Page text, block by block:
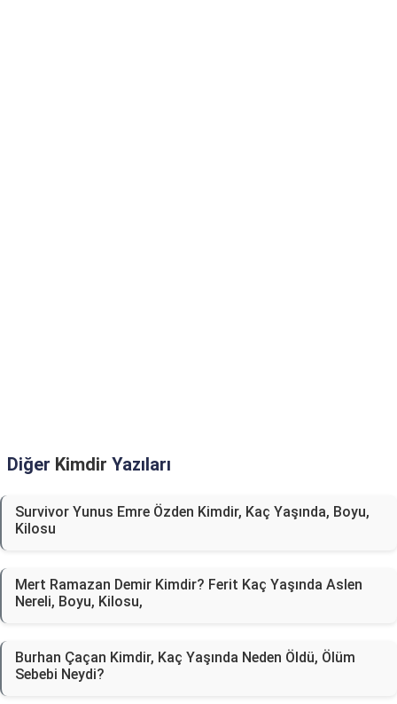
Diğer Kimdir Yazıları
Survivor Yunus Emre Özden Kimdir, Kaç Yaşında, Boyu,
Kilosu
Mert Ramazan Demir Kimdir? Ferit Kaç Yaşında Aslen
Nereli, Boyu, Kilosu,
Burhan Çaçan Kimdir, Kaç Yaşında Neden Öldü, Ölüm
Sebebi Neydi?